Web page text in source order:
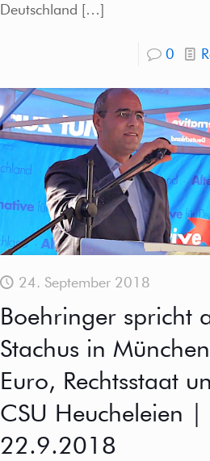
Deutschland […]
0
24. September 2018
Boehringer spricht
Stachus in
Euro, Rechtsstaat
CSU Heucheleien |
22.9.2018